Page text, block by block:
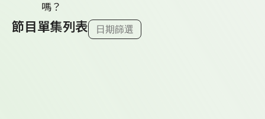
嗎？
節目單集列表 日期篩選